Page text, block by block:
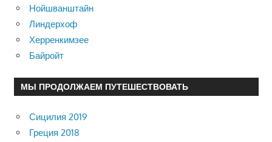
Нойшванштайн
Линдерхоф
Херренкимзее
Байройт
МЫ ПРОДОЛЖАЕМ ПУТЕШЕСТВОВАТЬ
Сицилия 2019
Греция 2018